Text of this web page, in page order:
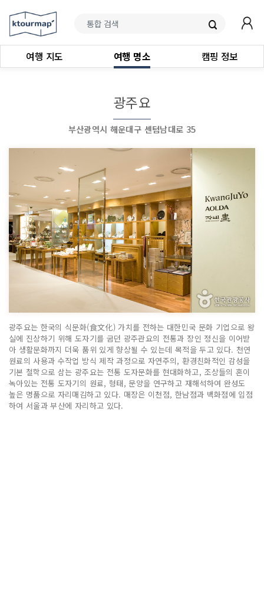
여행 지도 여행 명소 캠핑 정보
광주요
부산광역시 해운대구 센텀남대로 35
광주요는 한국의 식문화(食文化) 가치를 전하는 대한민국 문화 기업으로 왕
실에 진상하기 위해 도자기를 굽던 광주관요의 전통과 장인 정신을 이어받
아 생활문화까지 더욱 품위 있게 향상될 수 있는데 목적을 두고 있다. 천연
원료의 사용과 수작업 방식 제작 과정으로 자연주의, 환경친화적인 감성을
기본 철학으로 삼는 광주요는 전통 도자문화를 현대화하고, 조상들의 혼이
녹아있는 전통 도자기의 원료, 형태, 문양을 연구하고 재해석하여 완성도
높은 명품으로 자리매김하고 있다. 매장은 이천점, 한남점과 백화점에 입점
하여 서울과 부산에 자리하고 있다.